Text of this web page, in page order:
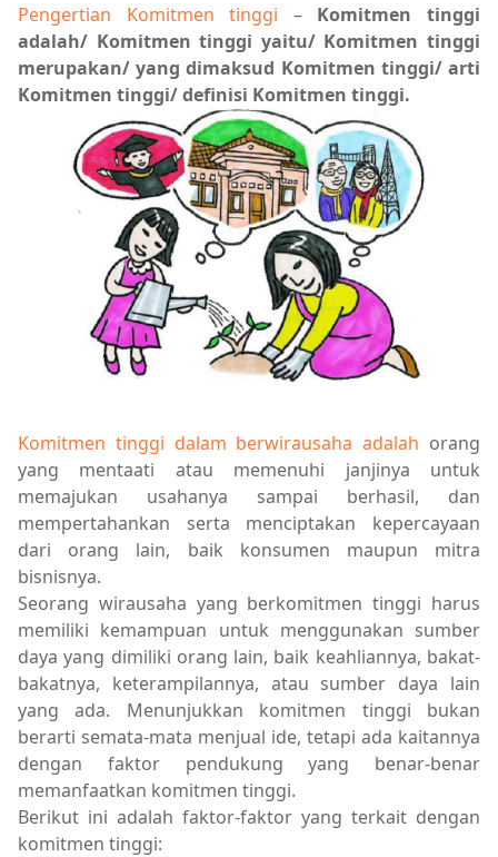
Pengertian Komitmen tinggi – Komitmen tinggi
adalah/ Komitmen tinggi yaitu/ Komitmen tinggi
merupakan/ yang dimaksud Komitmen tinggi/ arti
Komitmen tinggi/ definisi Komitmen tinggi.
Komitmen tinggi dalam berwirausaha adalah orang
yang mentaati atau memenuhi janjinya untuk
memajukan usahanya sampai berhasil, dan
mempertahankan serta menciptakan kepercayaan
dari orang lain, baik konsumen maupun mitra
bisnisnya.
Seorang wirausaha yang berkomitmen tinggi harus
memiliki kemampuan untuk menggunakan sumber
daya yang dimiliki orang lain, baik keahliannya, bakat-
bakatnya, keterampilannya, atau sumber daya lain
yang ada. Menunjukkan komitmen tinggi bukan
berarti semata-mata menjual ide, tetapi ada kaitannya
dengan faktor pendukung yang benar-benar
memanfaatkan komitmen tinggi.
Berikut ini adalah faktor-faktor yang terkait dengan
komitmen tinggi: